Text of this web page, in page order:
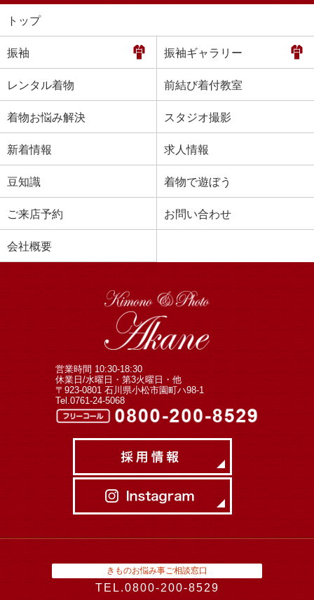
トップ
振袖 振袖ギャラリー
レンタル着物 前結び着付教室
着物お悩み解決 スタジオ撮影
新着情報 求人情報
豆知識 着物で遊ぼう
ご来店予約 お問い合わせ
会社概要
営業時間 10:30-18:30
休業日/水曜日・第3火曜日・他
〒923-0801 石川県小松市園町ハ98-1
Tel.0761-24-5068
きものお悩み事ご相談窓口
TEL.0800-200-8529